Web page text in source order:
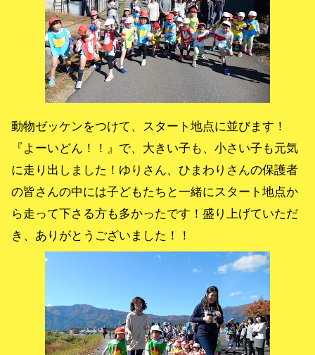
動物ゼッケンをつけて、スタート地点に並びます！
『よーいどん！！』で、大きい子も、小さい子も元気
に走り出しました！ゆりさん、ひまわりさんの保護者
の皆さんの中には子どもたちと一緒にスタート地点か
ら走って下さる方も多かったです！盛り上げていただ
き、ありがとうございました！！